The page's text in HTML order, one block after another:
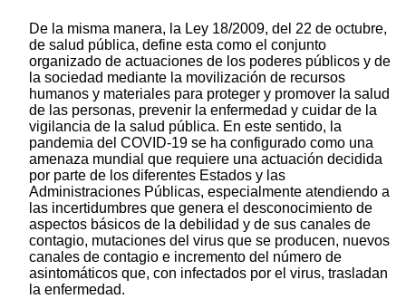
De la misma manera, la Ley 18/2009, del 22 de octubre,
de salud pública, define esta como el conjunto
organizado de actuaciones de los poderes públicos y de
la sociedad mediante la movilización de recursos
humanos y materiales para proteger y promover la salud
de las personas, prevenir la enfermedad y cuidar de la
vigilancia de la salud pública. En este sentido, la
pandemia del COVID-19 se ha configurado como una
amenaza mundial que requiere una actuación decidida
por parte de los diferentes Estados y las
Administraciones Públicas, especialmente atendiendo a
las incertidumbres que genera el desconocimiento de
aspectos básicos de la debilidad y de sus canales de
contagio, mutaciones del virus que se producen, nuevos
canales de contagio e incremento del número de
asintomáticos que, con infectados por el virus, trasladan
la enfermedad.